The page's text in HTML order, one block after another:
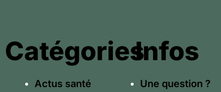
Catégories
Actus santé
Infos
Une question ?